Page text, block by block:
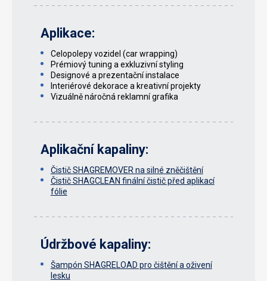
Aplikace:
Celopolepy vozidel (car wrapping)
Prémiový tuning a exkluzivní styling
Designové a prezentační instalace
Interiérové dekorace a kreativní projekty
Vizuálně náročná reklamní grafika
Aplikační kapaliny:
Čistič SHAGREMOVER na silné zněčištění
Čistič SHAGCLEAN finální čistič před aplikací
fólie
Údržbové kapaliny:
Šampón SHAGRELOAD pro čištění a oživení
lesku